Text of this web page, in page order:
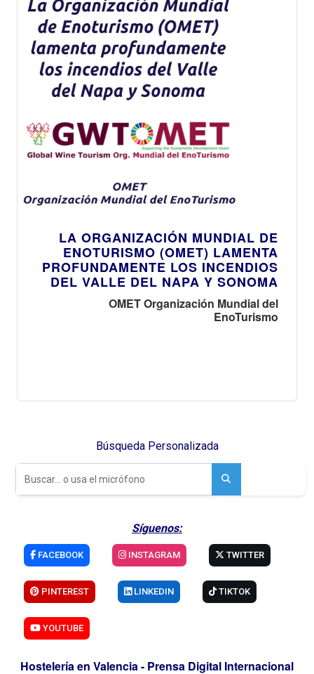
LA ORGANIZACIÓN MUNDIAL DE
ENOTURISMO (OMET) LAMENTA
PROFUNDAMENTE LOS INCENDIOS
DEL VALLE DEL NAPA Y SONOMA
OMET Organización Mundial del
EnoTurismo
Búsqueda Personalizada
Síguenos:
FACEBOOK INSTAGRAM TWITTER
PINTEREST LINKEDIN TIKTOK
YOUTUBE
Hostelería en Valencia - Prensa Digital Internacional